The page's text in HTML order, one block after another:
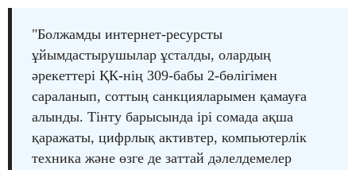
"Болжамды интернет-ресурсты
ұйымдастырушылар ұсталды, олардың
әрекеттері ҚК-нің 309-бабы 2-бөлігімен
сараланып, соттың санкцияларымен қамауға
алынды. Тінту барысында ірі сомада ақша
қаражаты, цифрлық активтер, компьютерлік
техника және өзге де заттай дәлелдемелер